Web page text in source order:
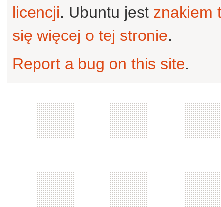
licencji. Ubuntu jest znakiem
się więcej o tej stronie.
Report a bug on this site.